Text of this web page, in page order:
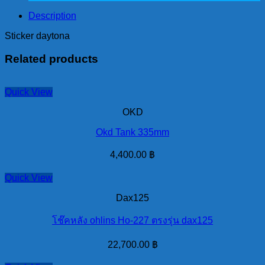
Description
Sticker daytona
Related products
Quick View
OKD
Okd Tank 335mm
4,400.00 ฿
Quick View
Dax125
โช๊คหลัง ohlins Ho-227 ตรงรุ่น dax125
22,700.00 ฿